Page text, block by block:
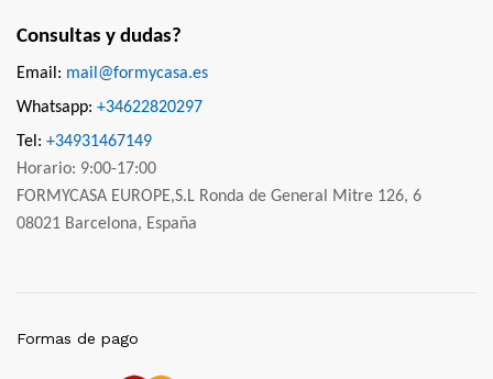
Consultas y dudas?
Email: mail@formycasa.es
Whatsapp: +34622820297
Tel: +34931467149
Horario: 9:00-17:00
FORMYCASA EUROPE,S.L Ronda de General Mitre 126, 6
08021 Barcelona, España
Formas de pago